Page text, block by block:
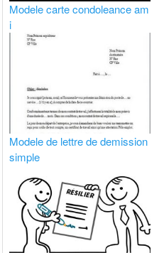
Modele carte condoleance am
i
Modele de lettre de demission
simple